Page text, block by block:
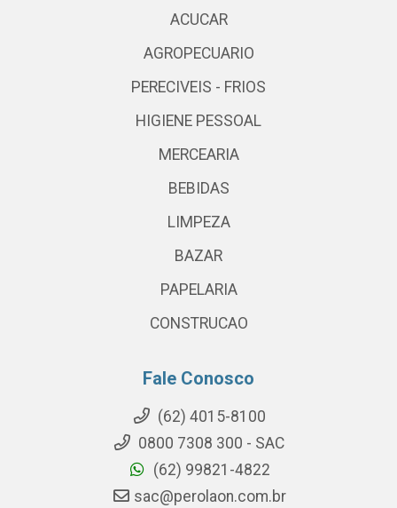
ACUCAR
AGROPECUARIO
PERECIVEIS - FRIOS
HIGIENE PESSOAL
MERCEARIA
BEBIDAS
LIMPEZA
BAZAR
PAPELARIA
CONSTRUCAO
Fale Conosco
(62) 4015-8100
0800 7308 300 - SAC
(62) 99821-4822
sac@perolaon.com.br